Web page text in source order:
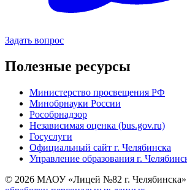
Задать вопрос
Полезные ресурсы
Министерство просвещения РФ
Минобрнауки России
Рособрнадзор
Независимая оценка (bus.gov.ru)
Госуслуги
Официальный сайт г. Челябинска
Управление образования г.
© 2026 МАОУ «Лицей №82 г. Челябинска»